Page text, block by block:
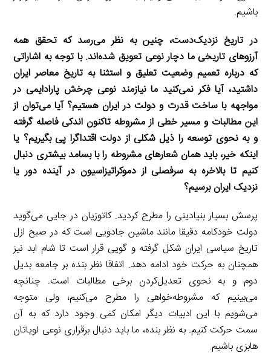
باشیم.
‌در تاریخ نزدیک‌دست، ‌چنین به نظر می‌رسد که تحقق همه
آرزوهای تاریخی ما دچار نوعی تعویق شده‌اند. با توجه به اشاراتی
که درباره تعمیم وضعیت تعلیق و استثنا به تاریخ معاصر ایران
داشتید، آیا فکر نمی‌کنید ما نیازمند نوعی چرخش پارادایمی در
مواجهه با ساخت قدرت و دولت در ایران هستیم؟ آیا می‌توان از
این مطالبات و مسیر خطی از مشروطه تاکنون اندکی فاصله گرفته
و به نحوی توسعه را ذیل شکلی از دولت اقتداگرا پی بگیریم؟ یا
اینکه خیر، باید همان شعارهای مشروطه را با بسامد بیشتری دنبال
کنیم تا بالاخره به سرفصلی از دموکراتیزاسیون در آینده دور یا
نزدیک ایران برسیم؟
‌پرسش بسیار بنیادینی را مطرح کردید. کاتوزیان در جایی می‌گوید
دولت خودکامه دقیقا مانند ماشین جادویی است که در صبح ازل
تاریخ سیاسی ایران شکل‌ گرفته و گویی قرار است تا شام ابد نیز
همچنان به حرکت خود ادامه دهد. اتفاقا نظر بنده بر جامعه بدیل
دوم و به نحوی تعدیل‌کردن برخی مطالبات است. چنانچه
می‌بینیم که مشروطه‌خواهی را مطرح می‌کنیم، ولی متوجه
می‌شویم با این ادبیات دیگر امکان کمی وجود دارد که به آن
سمت حرکت کنیم. به نظر بنده، ما باید ‌‌دنبال برقراری نوعی لویاتان
هابزی باشیم. ‌